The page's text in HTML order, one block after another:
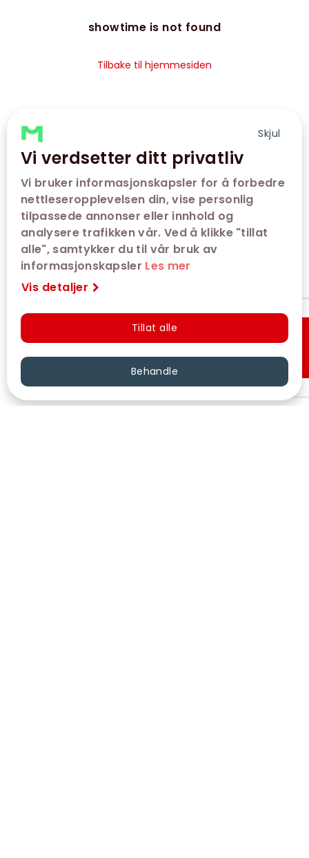
Skjul
Vi verdsetter ditt privatliv
Vi bruker informasjonskapsler for å forbedre
nettleseropplevelsen din, vise personlig
tilpassede annonser eller innhold og
analysere trafikken vår. Ved å klikke "tillat
alle", samtykker du til vår bruk av
informasjonskapsler Les mer
Vis detaljer
Tillat alle
Behandle
showtime is not found
Tilbake til hjemmesiden
Hurtigkjøp